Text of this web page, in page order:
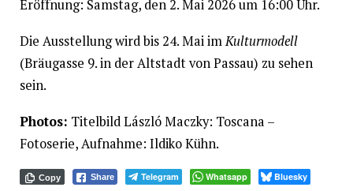
Eröffnung: Samstag, den 2. Mai 2026 um 16:00 Uhr.
Die Ausstellung wird bis 24. Mai imKulturmodell
(Bräugasse 9. in der Altstadt von Passau) zu sehen
sein.
Photos: Titelbild László Maczky: Toscana –
Fotoserie, Aufnahme: Ildiko Kühn.
Copy Share Telegram Whatsapp Bluesky